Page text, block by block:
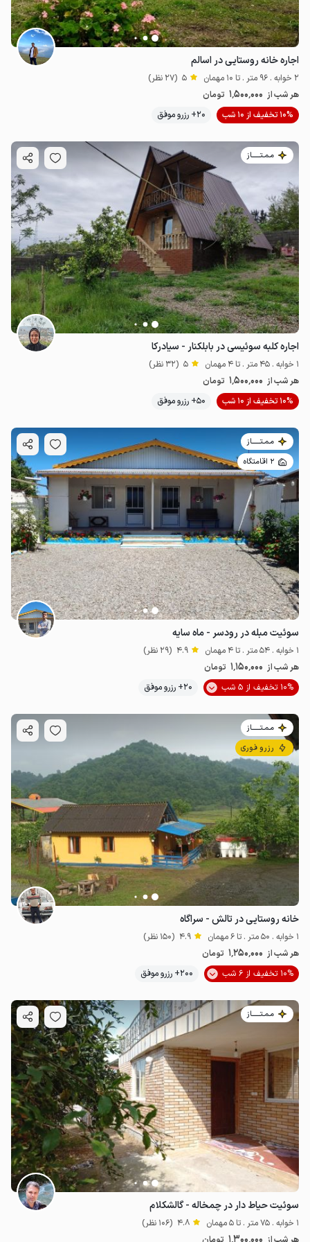
اجاره خانه روستایی در اسالم
2 خوابه . 96 متر . تا 10 مهمان 5 (27 نظر)
هر شب از 1٬500٬000 تومان
10% تخفیف از 10 شب
20+ رزرو موفق
مـمـتــــــاز
اجاره کلبه سوئیسی در بابلکنار - سیادرکا
1 خوابه . 45 متر . تا 4 مهمان 5 (32 نظر)
هر شب از 1٬500٬000 تومان
10% تخفیف از 10 شب
50+ رزرو موفق
مـمـتــــــاز
2 اقامتگاه
سوئیت مبله در رودسر - ماه سایه
1 خوابه . 54 متر . تا 4 مهمان 4.9 (29 نظر)
هر شب از 1٬150٬000 تومان
10% تخفیف از 5 شب
20+ رزرو موفق
مـمـتــــــاز
رزرو فوری
خانه روستایی در تالش - سراگاه
1 خوابه . 50 متر . تا 6 مهمان 4.9 (150 نظر)
هر شب از 1٬250٬000 تومان
10% تخفیف از 6 شب
200+ رزرو موفق
مـمـتــــــاز
سوئیت حیاط دار در چمخاله - گالشکلام
1 خوابه . 75 متر . تا 5 مهمان 4.8 (106 نظر)